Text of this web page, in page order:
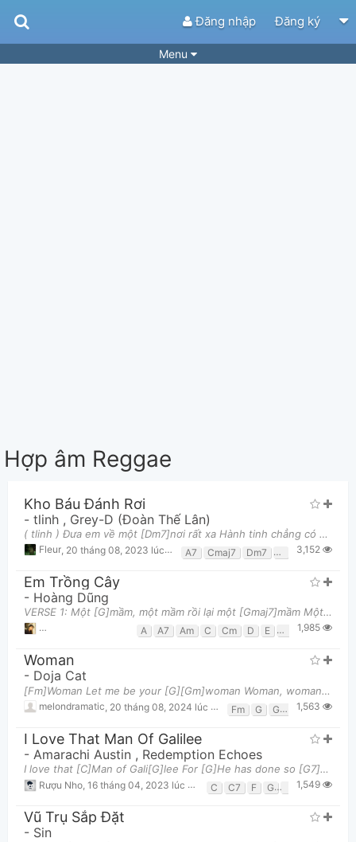
Đăng nhập Đăng ký
Menu
Hợp âm Reggae
Kho Báu Đánh Rơi
- tlinh , Grey-D (Đoàn Thế Lân)
( tlinh ) Đưa em về một [Dm7]nơi rất xa Hành tinh chẳng có ai chỉ còn [G7]hai chúng ta Rì rào tiế
Fleur 20 tháng 08, 2023 lúc 06:04pm A7 Cmaj7 Dm7 G G7
3,152
Em Trồng Cây
- Hoàng Dũng
VERSE 1: Một [G]mầm, một mầm rồi lại một [Gmaj7]mầm Một [G7]vài sinh linh bé xíu vươn ra âm [Em]th
Trần Hữu Quốc Hướng 9 tháng 07, 2025 lúc 10:39pm
A A7 Am C Cm D E Em F#m
1,985
Woman
- Doja Cat
[Fm]Woman Let me be your [G][Gm]woman Woman, woman, [Fm]woman (Yeah) I can be your [Gm]woman Wo
melondramatic 20 tháng 08, 2024 lúc 04:06pm Fm G Gm 1,563
I Love That Man Of Galilee
- Amarachi Austin , Redemption Echoes
I love that [C]Man of Gali[G]lee For [G]He has done so [G7]very much for [C]me He has [C]forgiven
Rượu Nho 16 tháng 04, 2023 lúc 03:16pm C C7 F G 1,549
Vũ Trụ Sắp Đặt
- Sin